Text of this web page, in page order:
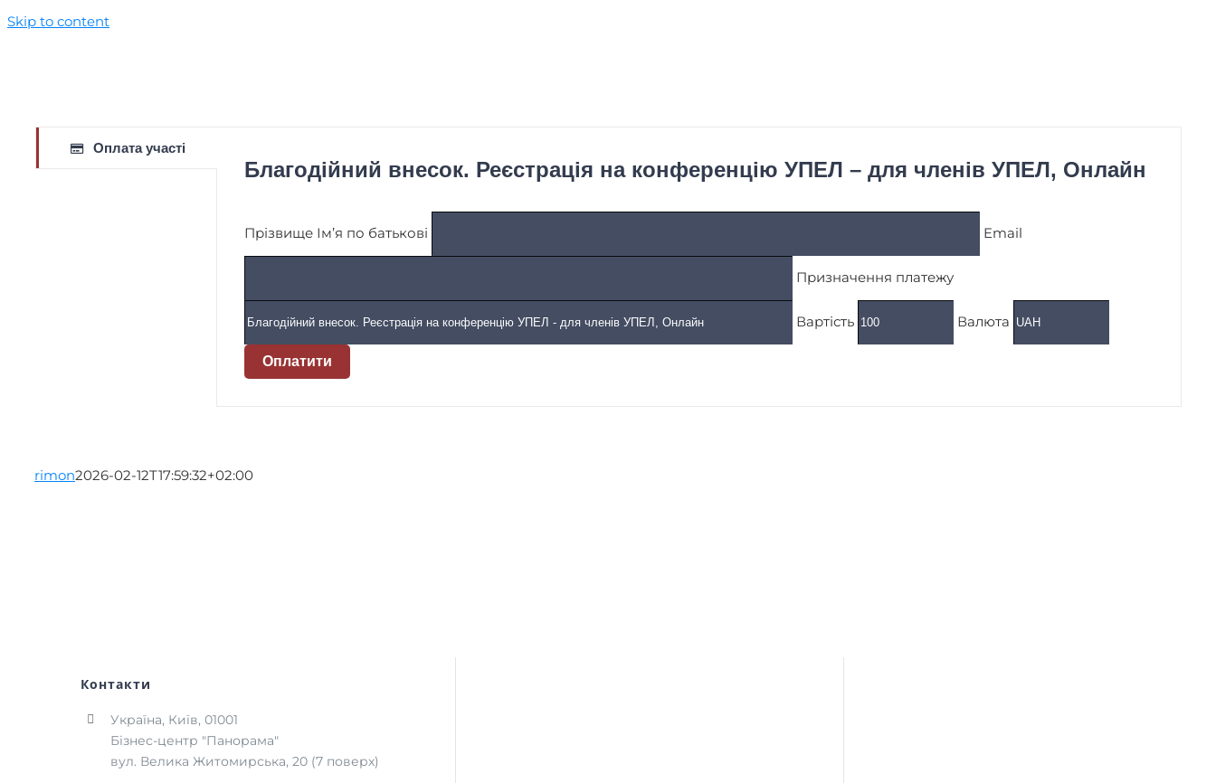
Skip to content
Оплата участі
Благодійний внесок. Реєстрація на конференцію УПЕЛ – для членів УПЕЛ​, Онлайн
Прізвище Ім’я по батькові Email
Призначення платежу
Вартість Валюта
Оплатити
rimon2026-02-12T17:59:32+02:00
Контакти
Україна, Київ, 01001
Бізнес-центр "Панорама"
вул. Велика Житомирська, 20 (7 поверх)